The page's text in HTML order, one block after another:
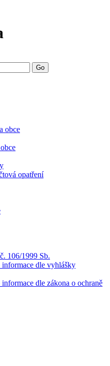
Go
obce
opatření
106/1999 Sb.
dle vyhlášky
dle zákona o ochraně